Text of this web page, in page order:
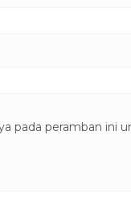
pada peramban ini